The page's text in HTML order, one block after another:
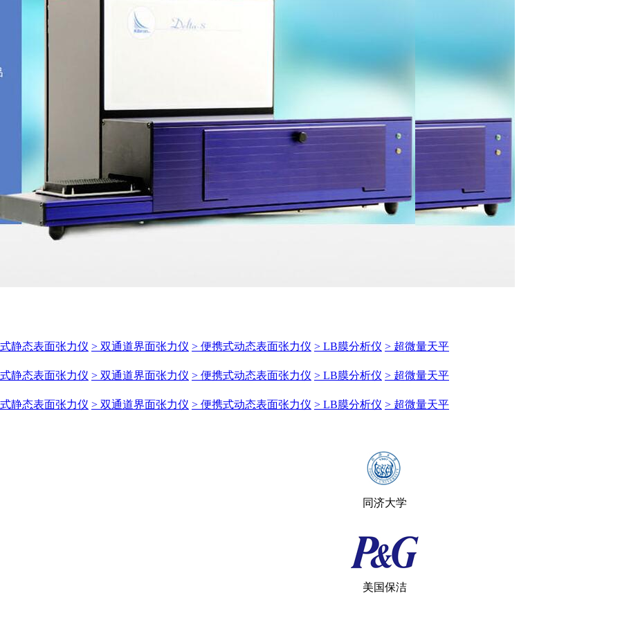
静态表面张力仪 > 双通道界面张力仪 > 便携式动态表面张力仪 > LB膜分析仪 > 超微量天平
静态表面张力仪 > 双通道界面张力仪 > 便携式动态表面张力仪 > LB膜分析仪 > 超微量天平
静态表面张力仪 > 双通道界面张力仪 > 便携式动态表面张力仪 > LB膜分析仪 > 超微量天平
同济大学
美国保洁